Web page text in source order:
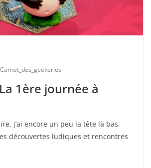
Carnet_des_geekeries
1ère journée à
j’ai encore un peu la tête là bas,
découvertes ludiques et rencontres